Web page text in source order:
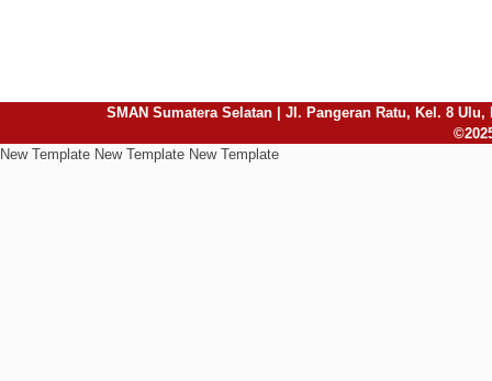
SMAN Sumatera Selatan | Jl. Pangeran Ratu, Kel. 8 Ulu,
New Template New Template New Template